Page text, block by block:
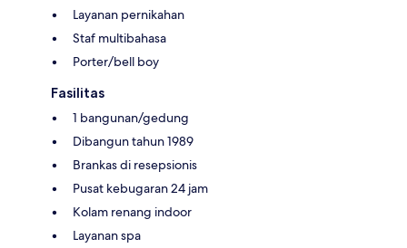
Layanan pernikahan
Staf multibahasa
Porter/bell boy
Fasilitas
1 bangunan/gedung
Dibangun tahun 1989
Brankas di resepsionis
Pusat kebugaran 24 jam
Kolam renang indoor
Layanan spa